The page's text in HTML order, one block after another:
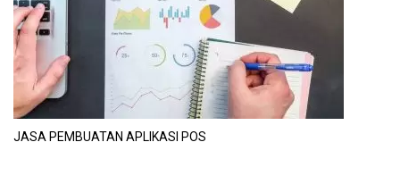
JASA PEMBUATAN APLIKASI POS